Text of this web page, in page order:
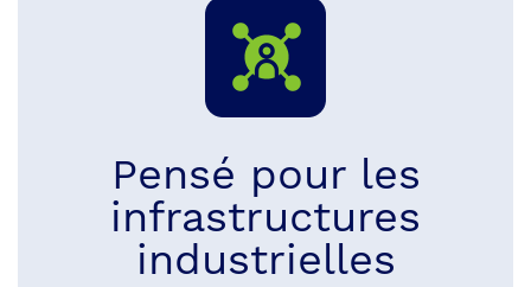
Pensé pour les
infrastructures
industrielles